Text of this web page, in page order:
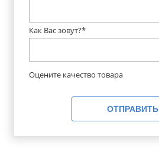
Как Вас зовут?*
Оцените качество товара
ОТПРАВИТЬ